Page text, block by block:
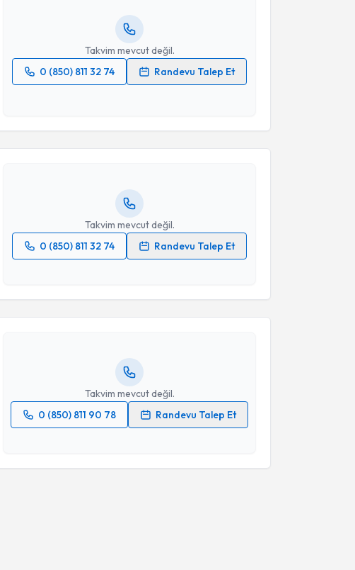
Takvim mevcut değil.
0 (850) 811 32 74
Randevu Talep Et
Takvim mevcut değil.
0 (850) 811 32 74
Randevu Talep Et
işlenmesini kabul ediyorum.
Takvim mevcut değil.
0 (850) 811 90 78
Randevu Talep Et
Takvimi Talebi
işlenmesini kabul ediyorum.